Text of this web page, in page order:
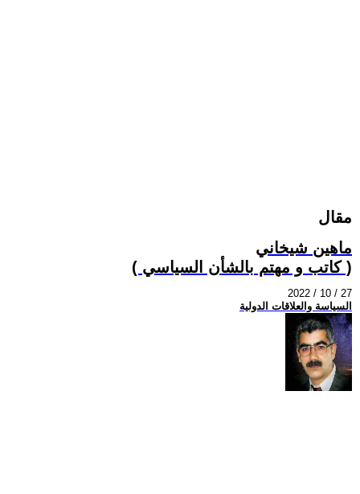
مقال
ماهين شيخاني
( كاتب و مهتم بالشأن السياسي )
2022 / 10 / 27
السياسة والعلاقات الدولية